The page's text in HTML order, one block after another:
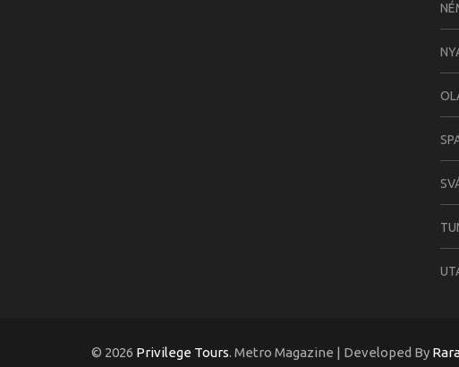
© 2026 Privilege Tours. Metro Magazine | Developed By